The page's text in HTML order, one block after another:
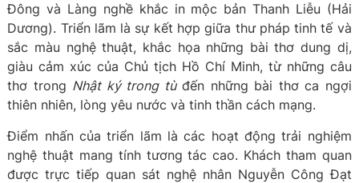
Đông và Làng nghề khắc in mộc bản Thanh Liễu (Hải
Dương). Triển lãm là sự kết hợp giữa thư pháp tinh tế và
sắc màu nghệ thuật, khắc họa những bài thơ dung dị,
giàu cảm xúc của Chủ tịch Hồ Chí Minh, từ những câu
thơ trong Nhật ký trong tùđến những bài thơ ca ngợi
thiên nhiên, lòng yêu nước và tinh thần cách mạng.
Điểm nhấn của triển lãm là các hoạt động trải nghiệm
nghệ thuật mang tính tương tác cao. Khách tham quan
được trực tiếp quan sát nghệ nhân Nguyễn Công Đạt